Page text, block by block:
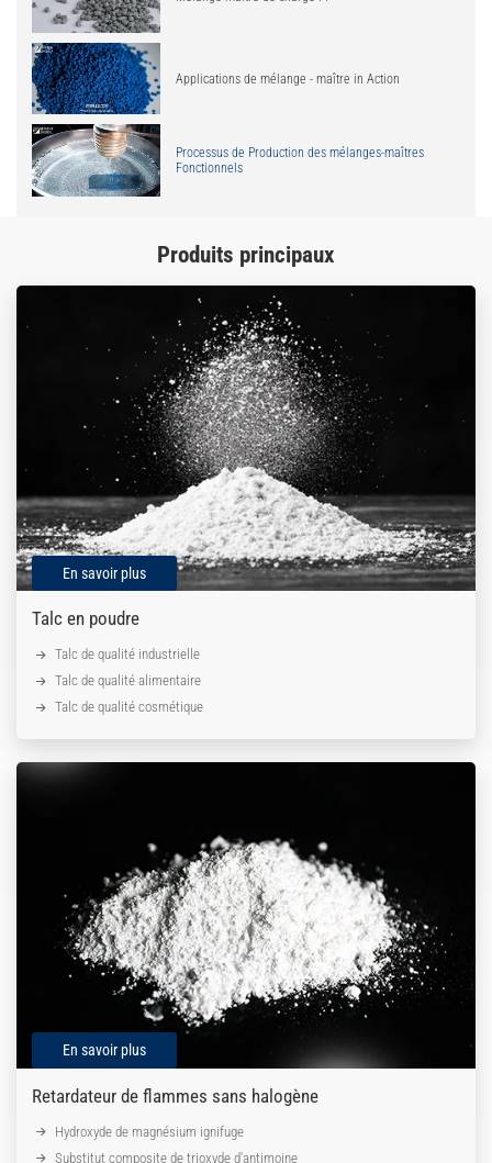
Applications de mélange - maître in Action
Processus de Production des mélanges-maîtres
Fonctionnels
Produits principaux
En savoir plus
Talc en poudre
Talc de qualité industrielle
Talc de qualité alimentaire
Talc de qualité cosmétique
En savoir plus
Retardateur de flammes sans halogène
Hydroxyde de magnésium ignifuge
Substitut composite de trioxyde d'antimoine